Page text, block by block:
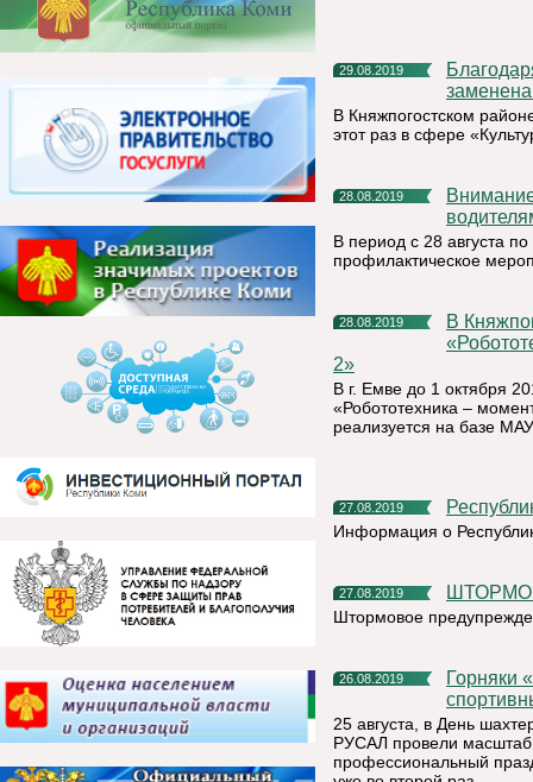
29.08.2019
Благодаря «Народному бюджету» в сельском клубе будет
В Княжпогостском
этот раз в сфере
28.08.2019
Внимание – дети!» - обращается Госавтоинспекция к
В период с 28 августа
профилактическое
28.08.2019
В Княжпогостском районе реализуется проект
2»
В г. Емве до 1 октября
«Робототехника –
реализуется на базе
27.08.2019
Информация о
27.08.2019
Штормовое
26.08.2019
Горняки «Боксита Тимана» провели в День шахтера
25 августа, в День
РУСАЛ провели
профессиональный